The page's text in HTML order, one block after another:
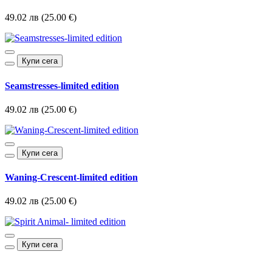
49.02 лв (25.00 €)
Купи сега
Seamstresses-limited edition
49.02 лв (25.00 €)
Купи сега
Waning-Crescent-limited edition
49.02 лв (25.00 €)
Купи сега